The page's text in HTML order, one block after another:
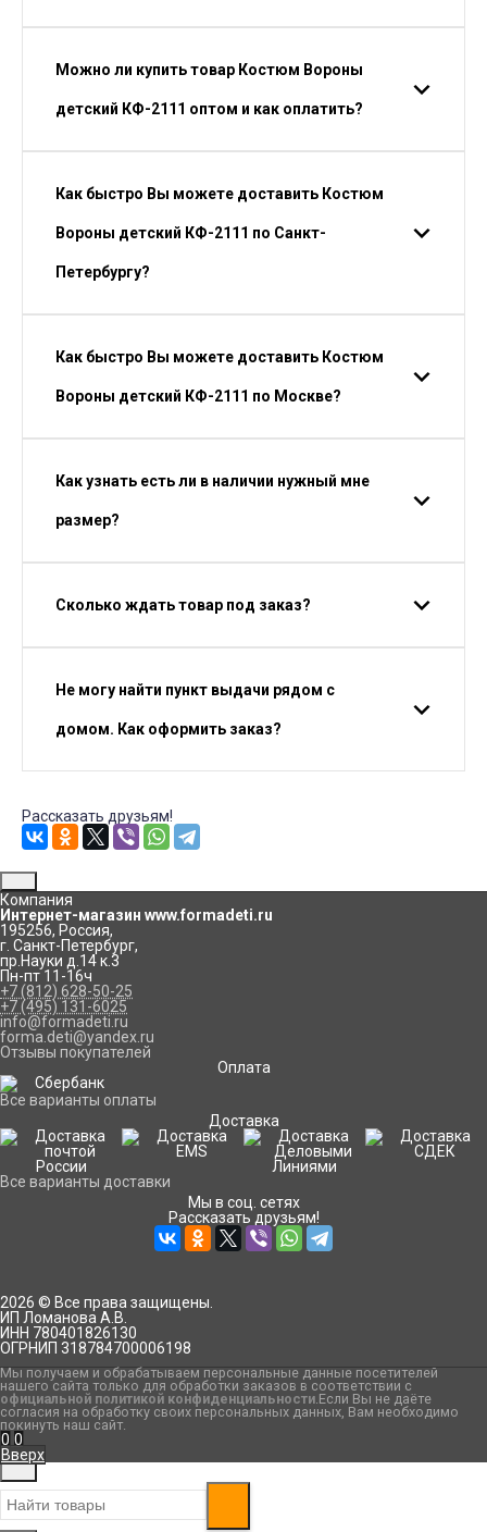
Можно ли купить товар Костюм Вороны
детский КФ-2111 оптом и как оплатить?
Как быстро Вы можете доставить Костюм
Вороны детский КФ-2111 по Санкт-
Петербургу?
Как быстро Вы можете доставить Костюм
Вороны детский КФ-2111 по Москве?
Как узнать есть ли в наличии нужный мне
размер?
Сколько ждать товар под заказ?
Не могу найти пункт выдачи рядом с
домом. Как оформить заказ?
Рассказать друзьям!
Компания
Интернет-магазин www.formadeti.ru
195256, Россия,
г. Санкт-Петербург,
пр.Науки д.14 к.3
Пн-пт 11-16ч
+7 (812) 628-50-25
+7 (495) 131-6025
info@formadeti.ru
forma.deti@yandex.ru
Отзывы покупателей
Оплата
Все варианты оплаты
Доставка
Все варианты доставки
Мы в соц. сетях
Рассказать друзьям!
2026 © Все права защищены.
ИП Ломанова А.В.
ИНН 780401826130
ОГРНИП 318784700006198
Мы получаем и обрабатываем персональные данные посетителей
нашего сайта только для обработки заказов в соответствии с
официальной политикой конфиденциальности.Если Вы не даёте
согласия на обработку своих персональных данных, Вам необходимо
покинуть наш сайт.
0 0
Вверх